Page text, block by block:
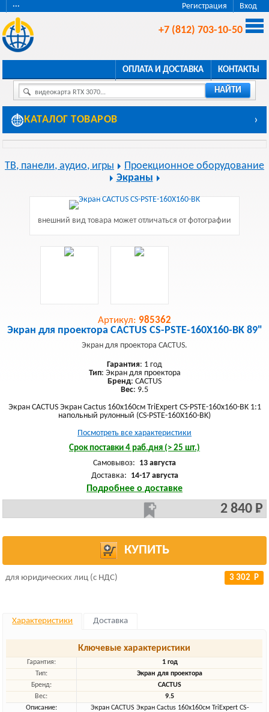
Регистрация Вход
···
+7 (812) 703-10-50
ОПЛАТА И ДОСТАВКА КОНТАКТЫ
видеокарта RTX 3070... НАЙТИ
КАТАЛОГ ТОВАРОВ ›
ТВ, панели, аудио, игры
Проекционное оборудование
Экраны
внешний вид товара может отличаться от фотографии
Артикул: 985362
Экран для проектора CACTUS CS-PSTE-160X160-BK 89"
Экран для проектора CACTUS.
Гарантия: 1 год
Тип: Экран для проектора
Бренд: CACTUS
Вес: 9.5
Экран CACTUS Экран Cactus 160x160см TriExpert CS-PSTE-160x160-BK 1:1
напольный рулонный (CS-PSTE-160X160-BK)
Посмотреть все характеристики
Срок поставки 4 раб.дня (> 25 шт.)
Самовывоз: 13 августа
Доставка: 14-17 августа
Подробнее о доставке
2 840 Р
КУПИТЬ
для юридических лиц (с НДС) 3 302 Р
Характеристики Доставка
Ключевые характеристики
Гарантия:
1 год
Тип:
Экран для проектора
Бренд:
CACTUS
Вес:
9.5
Описание:
Экран CACTUS Экран Cactus 160x160см TriExpert CS-